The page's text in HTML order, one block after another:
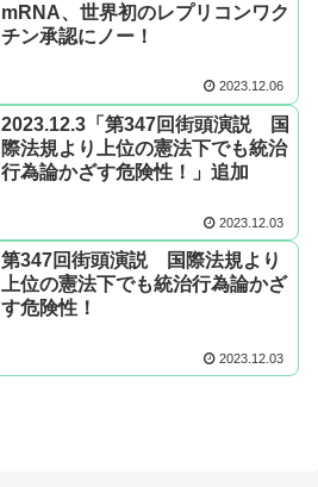
mRNA、世界初のレプリコンワク
チン承認にノー！
2023.12.06
2023.12.3「第347回街頭演説 国
際法規より上位の憲法下でも統治
行為論かざす危険性！」追加
2023.12.03
第347回街頭演説 国際法規より
上位の憲法下でも統治行為論かざ
す危険性！
2023.12.03